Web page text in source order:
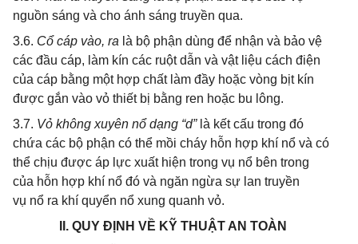
nguồn sáng và cho ánh sáng truyền qua.
3.6. Cổ cáp vào, ra là bộ phận dùng để nhận và bảo vệ
các đầu cáp, làm kín các ruột dẫn và vật liệu cách điện
của cáp bằng một hợp chất làm đầy hoặc vòng bịt kín
được gắn vào vỏ thiết bị bằng ren hoặc bu lông.
3.7. Vỏ không xuyên nổ dạng “d”là kết cấu trong đó
chứa các bộ phận có thể mồi cháy hỗn hợp khí nổ và có
thể chịu được áp lực xuất hiện trong vụ nổ bên trong
của hỗn hợp khí nổ đó và ngăn ngừa sự lan truyền
vụ nổ ra khí quyển nổ xung quanh vỏ.
II. QUY ĐỊNH VỀ KỸ THUẬT AN TOÀN